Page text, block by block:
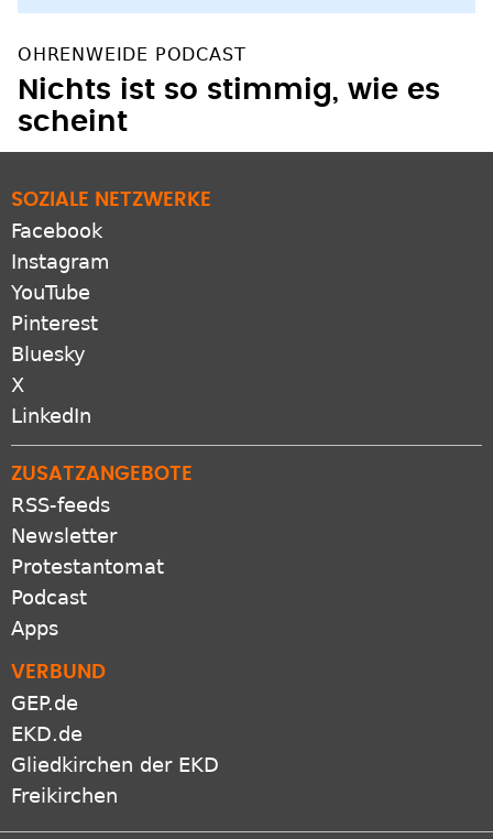
OHRENWEIDE PODCAST
Nichts ist so stimmig, wie es
scheint
SOZIALE NETZWERKE
Facebook
Instagram
YouTube
Pinterest
Bluesky
X
LinkedIn
ZUSATZANGEBOTE
RSS-feeds
Newsletter
Protestantomat
Podcast
Apps
VERBUND
GEP.de
EKD.de
Gliedkirchen der EKD
Freikirchen